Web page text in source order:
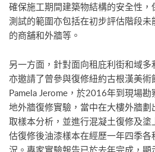
確保施工期間建築物結構的安全性
測試的範圍亦包括在初步評估階段
的商舖和外牆等。
另一方面，針對面向租庇利街和域
亦邀請了曾參與復修紐約古根漢美術
Pamela Jerome，於2016年到現場
地外牆復修實驗，當中在大樓外牆
取樣本分析，並進行混凝土復修及
估復修後油漆樣本在經歷一年四季